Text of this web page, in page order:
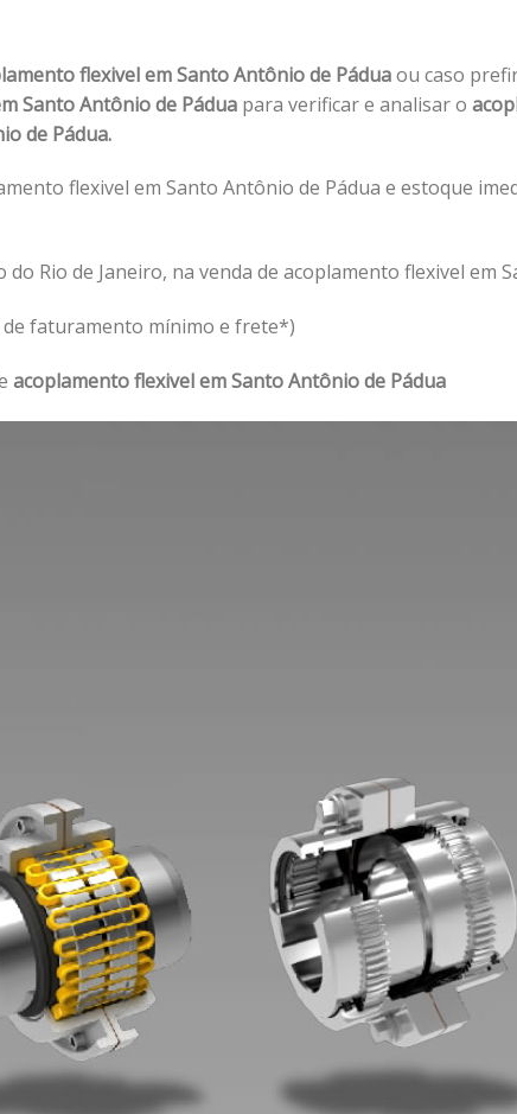
flexivel em Santo Antônio de Páduaou caso
Santo Antônio de Pádua para verificar e analisar o
de Pádua.
flexivel em Santo Antônio de Pádua e estoque
Rio de Janeiro, na venda de acoplamento flexivel em
faturamento mínimo e frete*)
acoplamento flexivel em Santo Antônio de Pádua